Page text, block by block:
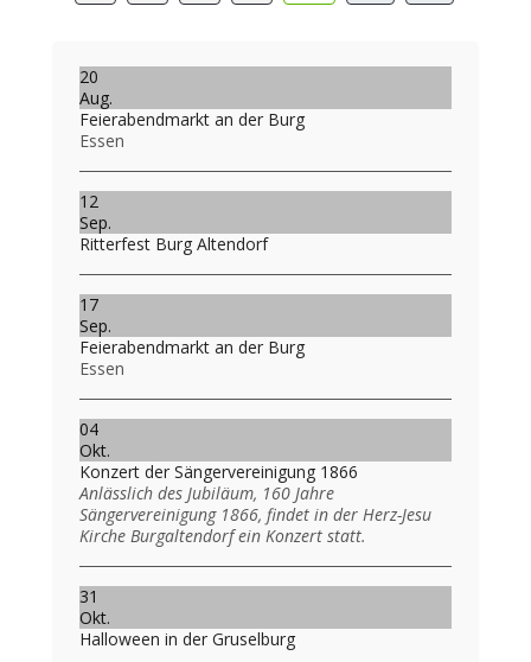
20
Aug.
Feierabendmarkt an der Burg
Essen
12
Sep.
Ritterfest Burg Altendorf
17
Sep.
Feierabendmarkt an der Burg
Essen
04
Okt.
Konzert der Sängervereinigung 1866
Anlässlich des Jubiläum, 160 Jahre
Sängervereinigung 1866, findet in der Herz-Jesu
Kirche Burgaltendorf ein Konzert statt.
31
Okt.
Halloween in der Gruselburg